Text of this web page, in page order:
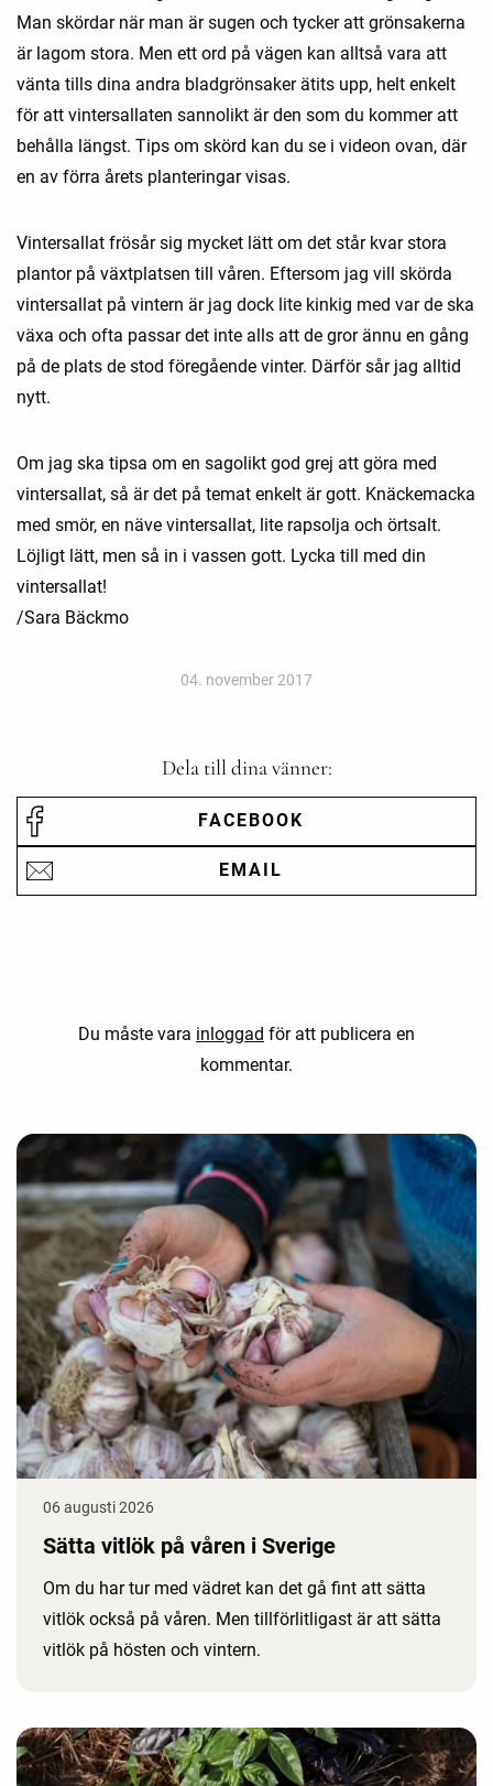
Man skördar när man är sugen och tycker att grönsakerna
är lagom stora. Men ett ord på vägen kan alltså vara att
vänta tills dina andra bladgrönsaker ätits upp, helt enkelt
för att vintersallaten sannolikt är den som du kommer att
behålla längst. Tips om skörd kan du se i videon ovan, där
en av förra årets planteringar visas.
Vintersallat frösår sig mycket lätt om det står kvar stora
plantor på växtplatsen till våren. Eftersom jag vill skörda
vintersallat på vintern är jag dock lite kinkig med var de ska
växa och ofta passar det inte alls att de gror ännu en gång
på de plats de stod föregående vinter. Därför sår jag alltid
nytt.
Om jag ska tipsa om en sagolikt god grej att göra med
vintersallat, så är det på temat enkelt är gott. Knäckemacka
med smör, en näve vintersallat, lite rapsolja och örtsalt.
Löjligt lätt, men så in i vassen gott. Lycka till med din
vintersallat!
/Sara Bäckmo
04. november 2017
Dela till dina vänner:
FACEBOOK
EMAIL
Du måste vara inloggad för att publicera en
kommentar.
06 augusti 2026
Sätta vitlök på våren i Sverige
Om du har tur med vädret kan det gå fint att sätta
vitlök också på våren. Men tillförlitligast är att sätta
vitlök på hösten och vintern.